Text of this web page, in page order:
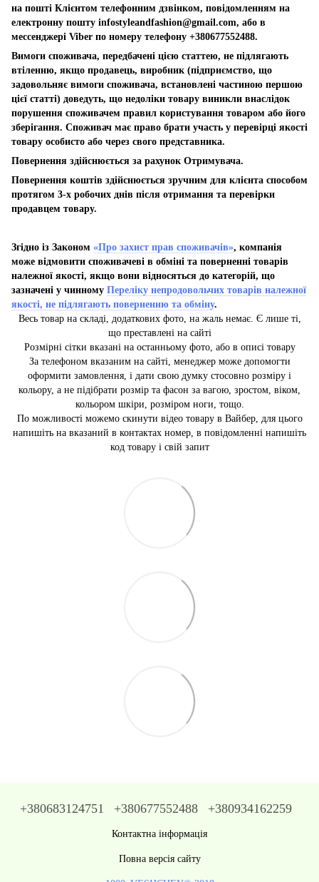
на пошті Клієнтом телефонним дзвінком, повідомленням на
електронну пошту infostyleandfashion@gmail.com, або в
мессенджері Viber по номеру телефону +380677552488.
Вимоги споживача, передбачені цією статтею, не підлягають
втіленню, якщо продавець, виробник (підприємство, що
задовольняє вимоги споживача, встановлені частиною першою
цієї статті) доведуть, що недоліки товару виникли внаслідок
порушення споживачем правил користування товаром або його
зберігання. Споживач має право брати участь у перевірці якості
товару особисто або через свого представника.
Повернення здійснюється за рахунок Отримувача.
Повернення коштів здійснюється зручним для клієнта способом
протягом 3-х робочих днів після отримання та перевірки
продавцем товару.
Згідно із Законом «Про захист прав споживачів», компанія
може відмовити споживачеві в обміні та поверненні товарів
належної якості, якщо вони відносяться до категорій, що
зазначені у чинному Переліку непродовольчих товарів належної
якості, не підлягають поверненню та обміну.
Весь товар на складі, додаткових фото, на жаль немає. Є лише ті,
що преставлені на сайті
Розмірні сітки вказані на останньому фото, або в описі товару
За телефоном вказаним на сайті, менеджер може допомогти
оформити замовлення, і дати свою думку стосовно розміру і
кольору, а не підібрати розмір та фасон за вагою, зростом, віком,
кольором шкіри, розміром ноги, тощо.
По можливості можемо скинути відео товару в Вайбер, для цього
напишіть на вказаний в контактах номер, в повідомленні напишіть
код товару і свій запит
+380683124751 +380677552488 +380934162259
Контактна інформація
Повна версія сайту